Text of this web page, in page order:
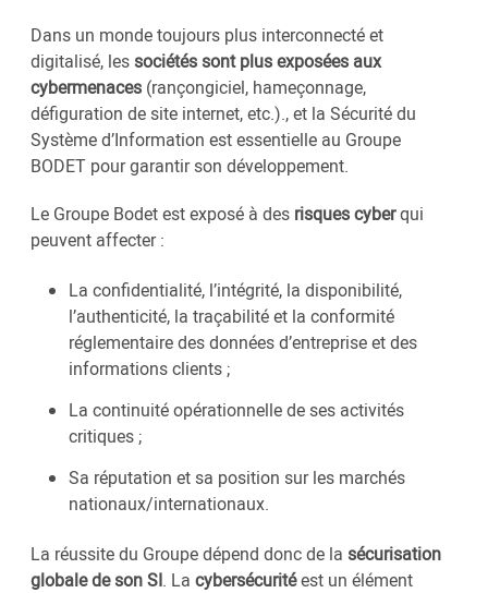
Dans un monde toujours plus interconnecté et
digitalisé, les sociétés sont plus exposées aux
cybermenaces (rançongiciel, hameçonnage,
défiguration de site internet, etc.)., et la Sécurité du
Système d’Information est essentielle au Groupe
BODET pour garantir son développement.
Le Groupe Bodet est exposé à des risques cyberqui
peuvent affecter :
La confidentialité, l’intégrité, la disponibilité,
l’authenticité, la traçabilité et la conformité
réglementaire des données d’entreprise et des
informations clients ;
La continuité opérationnelle de ses activités
critiques ;
Sa réputation et sa position sur les marchés
nationaux/internationaux.
La réussite du Groupe dépend donc de la sécurisation
globale de son SI. La cybersécuritéest un élément